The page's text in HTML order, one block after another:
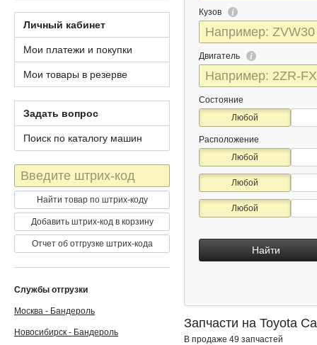
Кузов
Двигатель
Состояние
Любой
Расположение
Любой
Любой
Любой
Найти
Запчасти на Toyota
В продаже 49 запчастей
Личный кабинет
Мои платежи и покупки
Мои товары в резерве
Задать вопрос
Поиск по каталогу машин
Штрих-
код
Найти товар по штрих-коду
Добавить штрих-код в корзину
Отчет об отгрузке штрих-кода
Службы отгрузки
Москва - Бандероль
Новосибирск - Бандероль